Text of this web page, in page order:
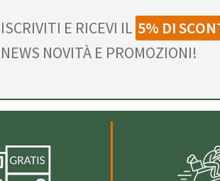
ISCRIVITI E RICEVI IL 5% DI
NEWS NOVITÀ E PROMOZIONI!